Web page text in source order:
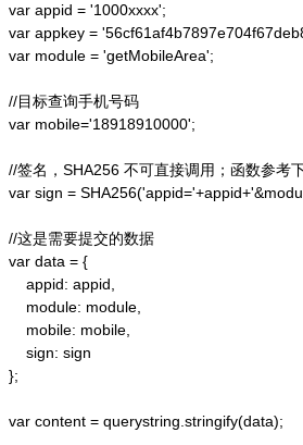
var appid = '1000xxxx';
var appkey =
var module = 'getMobileArea';
//目标查询手机号码
var mobile='18918910000';
//签名，SHA256 不可直接调用；函数参考
var sign =
//这是需要提交的数据
var data = {
    appid: appid,
    module: module,
    mobile: mobile,
    sign: sign
};
var content = querystring.stringify(data);